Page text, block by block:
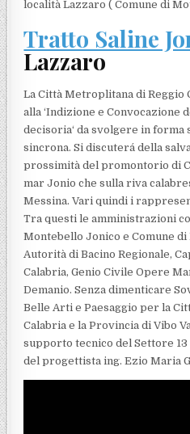
località Lazzaro ( Comune di
Tratto Saline
Lazzaro
La Città Metroplitana di Reggio
alla ‘Indizione e Convocazione
decisoria‘ da svolgere in forma
sincrona. Si discuterá della
prossimità del promontorio di
mar Jonio che sulla riva
Messina. Vari quindi i
Tra questi le amministrazioni
Montebello Jonico e Comune
Autorità di Bacino Regionale,
Calabria, Genio Civile Opere
Demanio. Senza dimenticare
Belle Arti e Paesaggio per la
Calabria e la Provincia di Vibo
supporto tecnico del Settore 13
del progettista ing. Ezio Maria